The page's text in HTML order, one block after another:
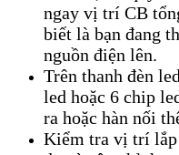
ngay vị trí CB
biết là bạn đang
nguồn điện lên.
Trên thanh đèn
led hoặc 6 chip
ra hoặc hàn nối
Kiểm tra vị trí lắp